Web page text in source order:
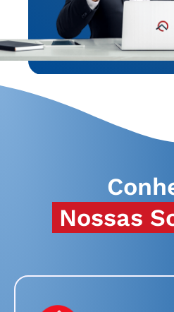
Nossas